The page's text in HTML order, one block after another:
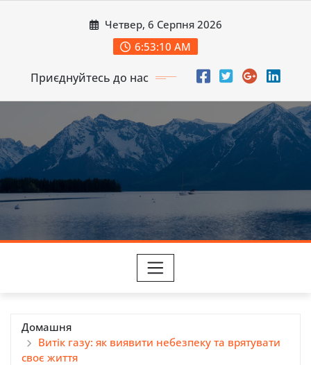
Четвер, 6 Серпня 2026
6:53:12 AM
Приєднуйтесь до нас
Домашня
Витік газу: як виявити небезпеку та врятувати
своє життя